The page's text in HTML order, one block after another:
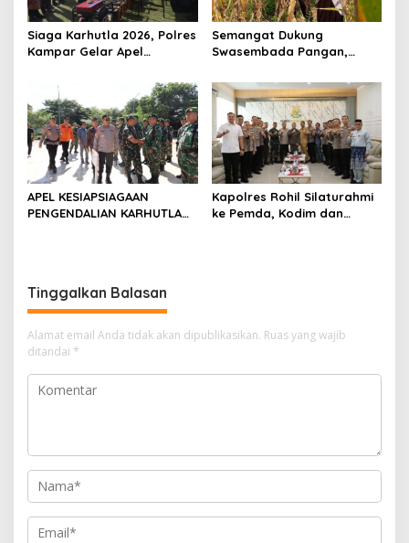
Siaga Karhutla 2026, Polres
Kampar Gelar Apel
Terkait
Semangat Dukung
Swasembada Pangan,
Langsung Panen Jagung di
Sendayan
APEL KESIAPSIAGAAN
PENGENDALIAN KARHUTLA
NINO
Kapolres Rohil Silaturahmi
ke Pemda, Kodim dan
Tinggalkan Balasan
Alamat email Anda tidak akan dipublikasikan. Ruas yang wajib
ditandai *